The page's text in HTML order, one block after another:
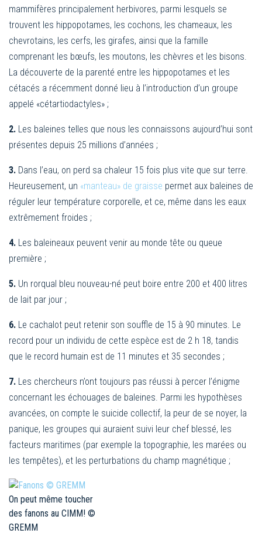
mammifères principalement herbivores, parmi lesquels se
trouvent les hippopotames, les cochons, les chameaux, les
chevrotains, les cerfs, les girafes, ainsi que la famille
comprenant les bœufs, les moutons, les chèvres et les bisons.
La découverte de la parenté entre les hippopotames et les
cétacés a récemment donné lieu à l’introduction d’un groupe
appelé «cétartiodactyles» ;
2. Les baleines telles que nous les connaissons aujourd’hui sont
présentes depuis 25 millions d’années ;
3. Dans l’eau, on perd sa chaleur 15 fois plus vite que sur terre.
Heureusement, un «manteau» de graisse permet aux baleines de
réguler leur température corporelle, et ce, même dans les eaux
extrêmement froides ;
4. Les baleineaux peuvent venir au monde tête ou queue
première ;
5. Un rorqual bleu nouveau-né peut boire entre 200 et 400 litres
de lait par jour ;
6. Le cachalot peut retenir son souffle de 15 à 90 minutes. Le
record pour un individu de cette espèce est de 2 h 18, tandis
que le record humain est de 11 minutes et 35 secondes ;
7. Les chercheurs n’ont toujours pas réussi à percer l’énigme
concernant les échouages de baleines. Parmi les hypothèses
avancées, on compte le suicide collectif, la peur de se noyer, la
panique, les groupes qui auraient suivi leur chef blessé, les
facteurs maritimes (par exemple la topographie, les marées ou
les tempêtes), et les perturbations du champ magnétique ;
On peut même toucher
des fanons au CIMM! ©
GREMM